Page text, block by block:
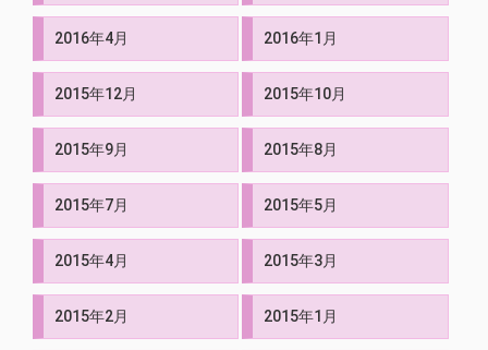
2016年4月 2016年1月
2015年12月 2015年10月
2015年9月 2015年8月
2015年7月 2015年5月
2015年4月 2015年3月
2015年2月 2015年1月